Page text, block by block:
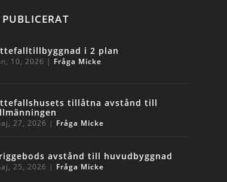
i 2 plan
10, 2026 | Fråga Micke
tillåtna avstånd till
27, 2026 | Fråga Micke
avstånd till huvudbyggnad
25, 2026 | Fråga Micke